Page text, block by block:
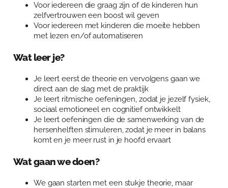
Voor iedereen die graag zijn of de kinderen hun
zelfvertrouwen een boost wil geven
Voor iedereen met kinderen die moeite hebben
met lezen en/of automatiseren
Wat leer je?
Je leert eerst de theorie en vervolgens gaan we
direct aan de slag met de praktijk
Je leert ritmische oefeningen, zodat je jezelf fysiek,
sociaal emotioneel en cognitief ontwikkelt
Je leert oefeningen die de samenwerking van de
hersenhelften stimuleren, zodat je meer in balans
komt en je meer rust in je hoofd ervaart
Wat gaan we doen?
We gaan starten met een stukje theorie, maar